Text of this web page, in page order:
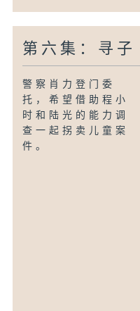
第六集：寻子
警察肖力登门委
托，希望借助程小
时和陆光的能力调
查一起拐卖儿童案
件。